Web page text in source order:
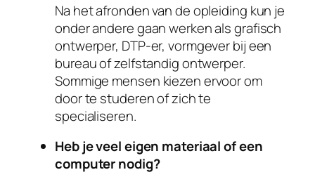
Na het afronden van de opleiding kun je
onder andere gaan werken als grafisch
ontwerper, DTP-er, vormgever bij een
bureau of zelfstandig ontwerper.
Sommige mensen kiezen ervoor om
door te studeren of zich te
specialiseren.
Heb je veel eigen materiaal of een
computer nodig?